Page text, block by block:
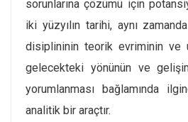
sorunlarına çözümü için
iki yüzyılın tarihi, aynı
disiplininin teorik evriminin ve
gelecekteki yönünün ve
yorumlanması bağlamında
analitik bir araçtır.